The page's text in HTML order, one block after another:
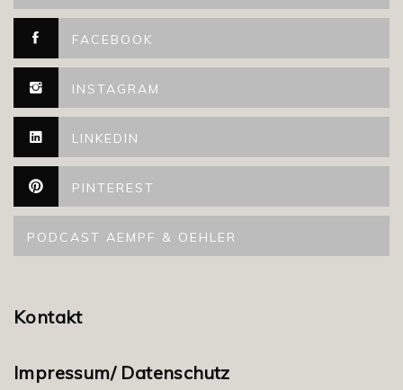
FACEBOOK
INSTAGRAM
LINKEDIN
PINTEREST
PODCAST AEMPF & OEHLER
Kontakt
Impressum/ Datenschutz